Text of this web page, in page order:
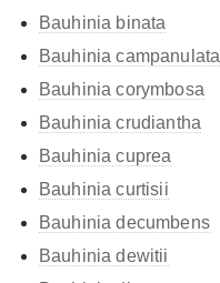
Bauhinia binata
Bauhinia campanulata
Bauhinia corymbosa
Bauhinia crudiantha
Bauhinia cuprea
Bauhinia curtisii
Bauhinia decumbens
Bauhinia dewitii